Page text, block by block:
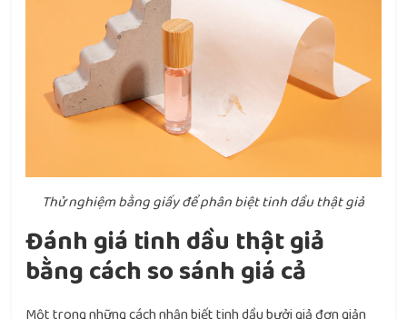
Thử nghiệm bằng giấy để phân biệt tinh dầu thật giả
Đánh giá tinh dầu thật giả
bằng cách so sánh giá cả